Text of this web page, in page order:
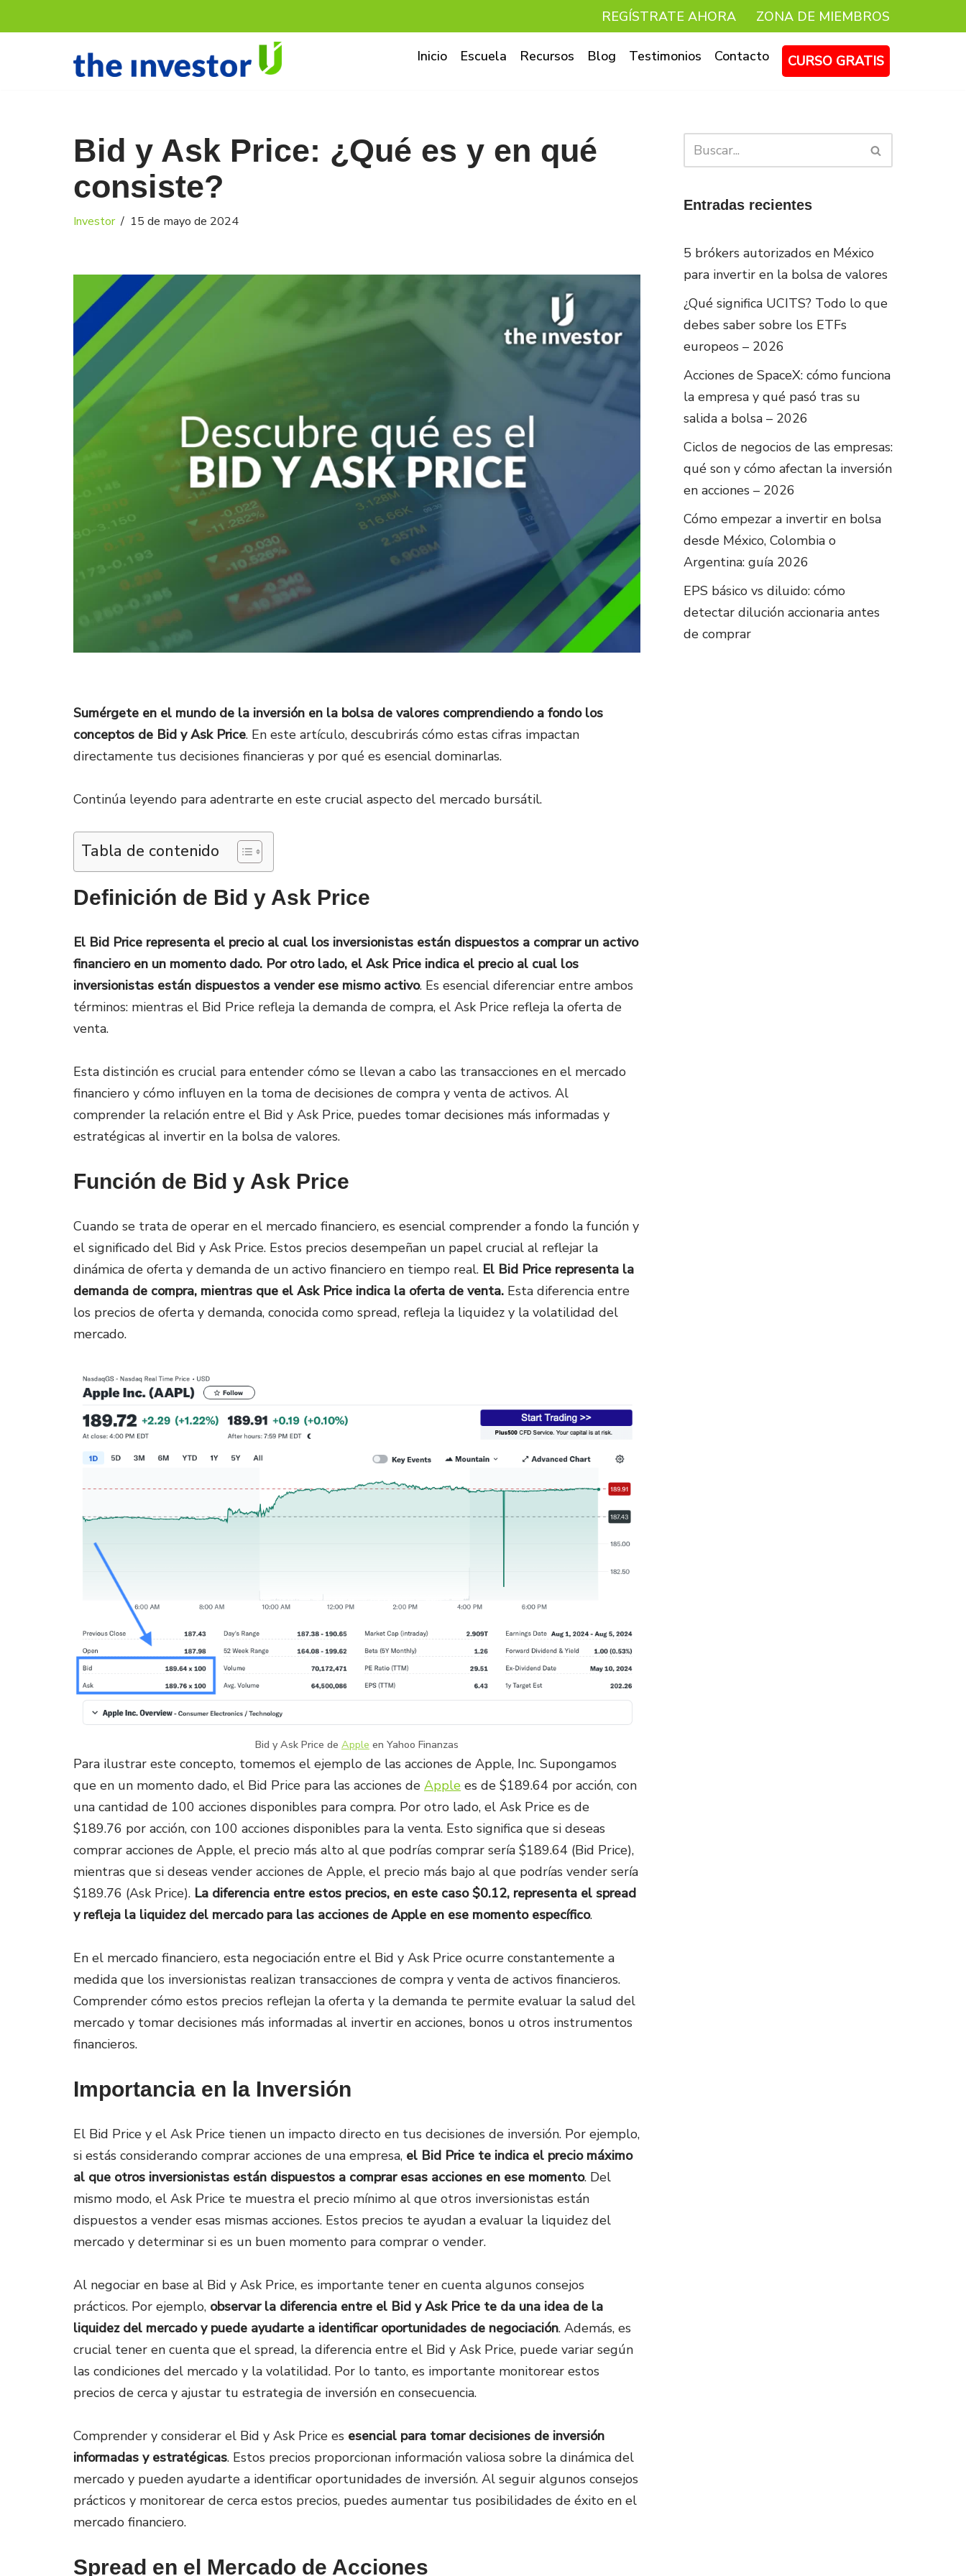
REGÍSTRATE AHORA ZONA DE MIEMBROS
Inicio Escuela Recursos Blog Testimonios Contacto CURSO GRATIS
Bid y Ask Price: ¿Qué es y en qué
consiste?
Investor 15 de mayo de 2024
Sumérgete en el mundo de la inversión en la bolsa de valores comprendiendo a fondo los
conceptos de Bid y Ask Price. En este artículo, descubrirás cómo estas cifras impactan
directamente tus decisiones financieras y por qué es esencial dominarlas.
Continúa leyendo para adentrarte en este crucial aspecto del mercado bursátil.
Tabla de contenido
Definición de Bid y Ask Price
El Bid Price representa el precio al cual los inversionistas están dispuestos a comprar un activo
financiero en un momento dado. Por otro lado, el Ask Price indica el precio al cual los
inversionistas están dispuestos a vender ese mismo activo. Es esencial diferenciar entre ambos
términos: mientras el Bid Price refleja la demanda de compra, el Ask Price refleja la oferta de
venta.
Esta distinción es crucial para entender cómo se llevan a cabo las transacciones en el mercado
financiero y cómo influyen en la toma de decisiones de compra y venta de activos. Al
comprender la relación entre el Bid y Ask Price, puedes tomar decisiones más informadas y
estratégicas al invertir en la bolsa de valores.
Función de Bid y Ask Price
Cuando se trata de operar en el mercado financiero, es esencial comprender a fondo la función y
el significado del Bid y Ask Price. Estos precios desempeñan un papel crucial al reflejar la
dinámica de oferta y demanda de un activo financiero en tiempo real. El Bid Price representa la
demanda de compra, mientras que el Ask Price indica la oferta de venta. Esta diferencia entre
los precios de oferta y demanda, conocida como spread, refleja la liquidez y la volatilidad del
mercado.
Bid y Ask Price de Apple en Yahoo Finanzas
Para ilustrar este concepto, tomemos el ejemplo de las acciones de Apple, Inc. Supongamos
que en un momento dado, el Bid Price para las acciones de Apple es de $189.64 por acción, con
una cantidad de 100 acciones disponibles para compra. Por otro lado, el Ask Price es de
$189.76 por acción, con 100 acciones disponibles para la venta. Esto significa que si deseas
comprar acciones de Apple, el precio más alto al que podrías comprar sería $189.64 (Bid Price),
mientras que si deseas vender acciones de Apple, el precio más bajo al que podrías vender sería
$189.76 (Ask Price). La diferencia entre estos precios, en este caso $0.12, representa el spread
y refleja la liquidez del mercado para las acciones de Apple en ese momento específico.
En el mercado financiero, esta negociación entre el Bid y Ask Price ocurre constantemente a
medida que los inversionistas realizan transacciones de compra y venta de activos financieros.
Comprender cómo estos precios reflejan la oferta y la demanda te permite evaluar la salud del
mercado y tomar decisiones más informadas al invertir en acciones, bonos u otros instrumentos
financieros.
Importancia en la Inversión
El Bid Price y el Ask Price tienen un impacto directo en tus decisiones de inversión. Por ejemplo,
si estás considerando comprar acciones de una empresa, el Bid Price te indica el precio máximo
al que otros inversionistas están dispuestos a comprar esas acciones en ese momento. Del
mismo modo, el Ask Price te muestra el precio mínimo al que otros inversionistas están
dispuestos a vender esas mismas acciones. Estos precios te ayudan a evaluar la liquidez del
mercado y determinar si es un buen momento para comprar o vender.
Al negociar en base al Bid y Ask Price, es importante tener en cuenta algunos consejos
prácticos. Por ejemplo, observar la diferencia entre el Bid y Ask Price te da una idea de la
liquidez del mercado y puede ayudarte a identificar oportunidades de negociación. Además, es
crucial tener en cuenta que el spread, la diferencia entre el Bid y Ask Price, puede variar según
las condiciones del mercado y la volatilidad. Por lo tanto, es importante monitorear estos
precios de cerca y ajustar tu estrategia de inversión en consecuencia.
Comprender y considerar el Bid y Ask Price es esencial para tomar decisiones de inversión
informadas y estratégicas. Estos precios proporcionan información valiosa sobre la dinámica del
mercado y pueden ayudarte a identificar oportunidades de inversión. Al seguir algunos consejos
prácticos y monitorear de cerca estos precios, puedes aumentar tus posibilidades de éxito en el
mercado financiero.
Spread en el Mercado de Acciones
Entradas recientes
5 brókers autorizados en México
para invertir en la bolsa de valores
¿Qué significa UCITS? Todo lo que
debes saber sobre los ETFs
europeos – 2026
Acciones de SpaceX: cómo funciona
la empresa y qué pasó tras su
salida a bolsa – 2026
Ciclos de negocios de las empresas:
qué son y cómo afectan la inversión
en acciones – 2026
Cómo empezar a invertir en bolsa
desde México, Colombia o
Argentina: guía 2026
EPS básico vs diluido: cómo
detectar dilución accionaria antes
de comprar